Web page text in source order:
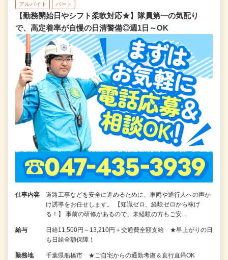
アルバイト パート
【勤務開始日やシフト柔軟対応★】隊員第一の気配り
で、高定着率が自慢の日清警備◎週1日～OK
仕事内容
道路工事などを安全に進めるために、車両や通行人への声か
け誘導をお任せします。 【知識ゼロ、経験ゼロから稼げ
る！】 事前の研修があるので、未経験の方もご安…
給与
日給11,500円～13,210円＋交通費全額支給 ★早上がりの日
も日給全額保障！
勤務地 千葉県船橋市 ★ご自宅からの通勤考慮＆直行直帰OK